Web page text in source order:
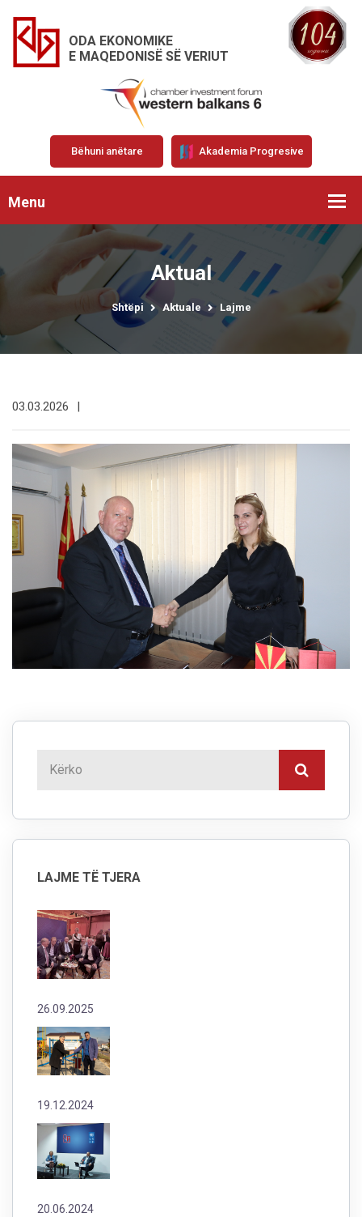
ODA EKONOMIKE
E MAQEDONISË SË VERIUT
Bëhuni anëtare Akademia Progresive
Menu
Aktual
Shtëpi Aktuale Lajme
03.03.2026 |
LAJME TË TJERA
26.09.2025
19.12.2024
20.06.2024